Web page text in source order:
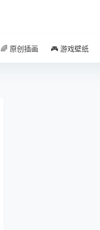
🌈 原创插画 🎮 游戏壁纸